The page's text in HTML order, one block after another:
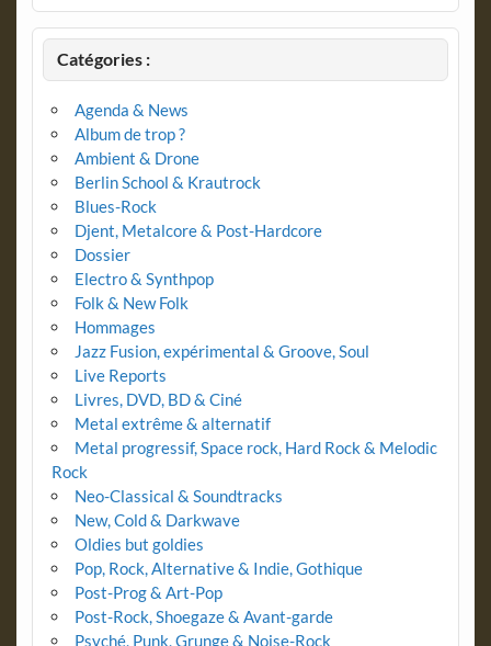
Catégories :
Agenda & News
Album de trop ?
Ambient & Drone
Berlin School & Krautrock
Blues-Rock
Djent, Metalcore & Post-Hardcore
Dossier
Electro & Synthpop
Folk & New Folk
Hommages
Jazz Fusion, expérimental & Groove, Soul
Live Reports
Livres, DVD, BD & Ciné
Metal extrême & alternatif
Metal progressif, Space rock, Hard Rock & Melodic
Rock
Neo-Classical & Soundtracks
New, Cold & Darkwave
Oldies but goldies
Pop, Rock, Alternative & Indie, Gothique
Post-Prog & Art-Pop
Post-Rock, Shoegaze & Avant-garde
Psyché, Punk, Grunge & Noise-Rock